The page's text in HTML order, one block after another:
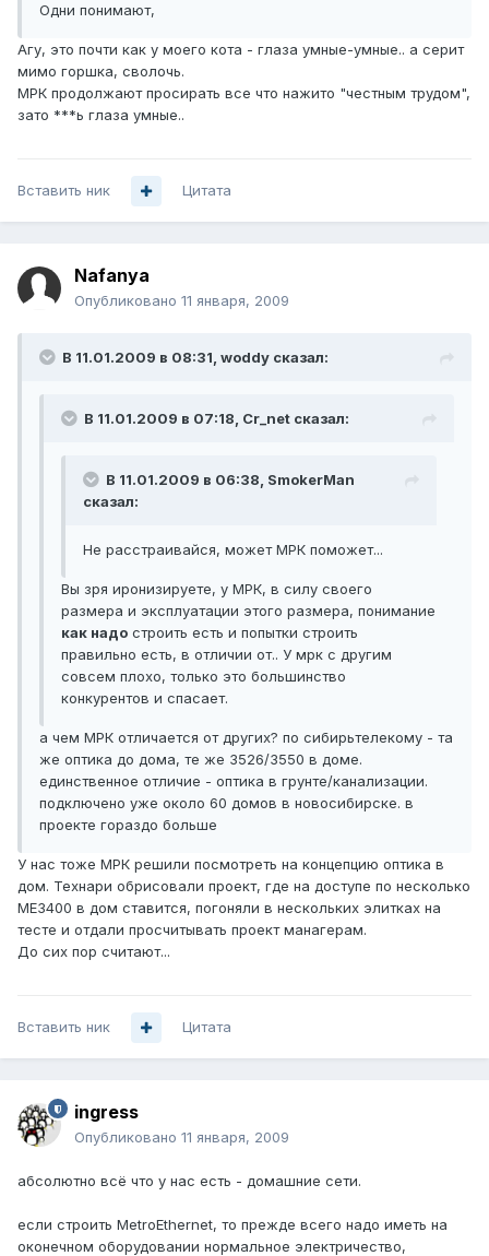
Одни понимают,
Агу, это почти как у моего кота - глаза умные-умные.. а серит
мимо горшка, сволочь.
МРК продолжают просирать все что нажито "честным трудом",
зато ***ь глаза умные..
Вставить ник Цитата
Nafanya
Опубликовано 11 января, 2009
В 11.01.2009 в 08:31, woddy сказал:
В 11.01.2009 в 07:18, Cr_net сказал:
В 11.01.2009 в 06:38, SmokerMan
сказал:
Не расстраивайся, может МРК поможет...
Вы зря иронизируете, у МРК, в силу своего
размера и эксплуатации этого размера, понимание
как надо строить есть и попытки строить
правильно есть, в отличии от.. У мрк с другим
совсем плохо, только это большинство
конкурентов и спасает.
а чем МРК отличается от других? по сибирьтелекому - та
же оптика до дома, те же 3526/3550 в доме.
единственное отличие - оптика в грунте/канализации.
подключено уже около 60 домов в новосибирске. в
проекте гораздо больше
У нас тоже МРК решили посмотреть на концепцию оптика в
дом. Технари обрисовали проект, где на доступе по несколько
ME3400 в дом ставится, погоняли в нескольких элитках на
тесте и отдали просчитывать проект манагерам.
До сих пор считают...
Вставить ник Цитата
ingress
Опубликовано 11 января, 2009
абсолютно всё что у нас есть - домашние сети.
если строить MetroEthernet, то прежде всего надо иметь на
оконечном оборудовании нормальное электричество,